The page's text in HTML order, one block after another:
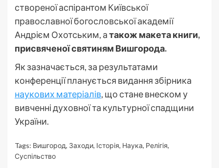
створеної аспірантом Київської
православної богословської академії
Андрієм Охотським, атакож макета книги,
присвяченої святиням Вишгорода.
Як зазначається, за результатами
конференції планується видання збірника
наукових матеріалів, що стане внеском у
вивченні духовної та культурної спадщини
України.
Tags: Вишгород, Заходи, Історія, Наука, Релігія,
Суспільство